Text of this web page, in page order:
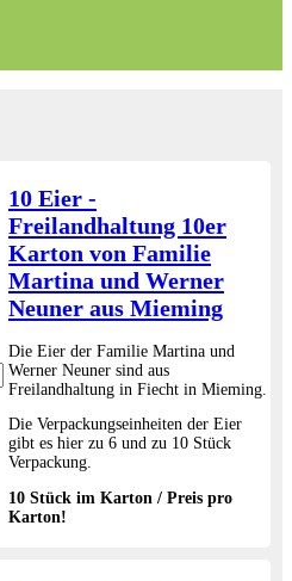
10 Eier -
Freilandhaltung 10er
Karton von Familie
Martina und Werner
Neuner aus Mieming
Die Eier der Familie Martina und
Werner Neuner sind aus
Freilandhaltung in Fiecht in Mieming.
Die Verpackungseinheiten der Eier
gibt es hier zu 6 und zu 10 Stück
Verpackung.
10 Stück im Karton / Preis pro
Karton!